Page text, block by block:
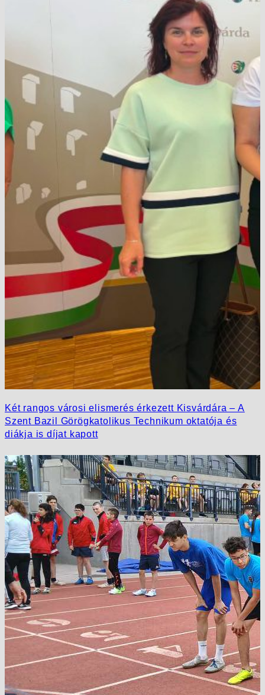
Két rangos városi elismerés érkezett Kisvárdára – A
Szent Bazil Görögkatolikus Technikum oktatója és
diákja is díjat kapott